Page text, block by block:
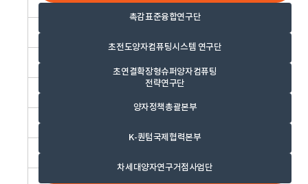
양자정책총괄본부
K-퀀텀국제협력본부
차세대양자연구거점사업단
촉감표준융합연구단
초전도양자컴퓨팅시스템 연구단
초연결확장형슈퍼양자컴퓨팅
전략연구단